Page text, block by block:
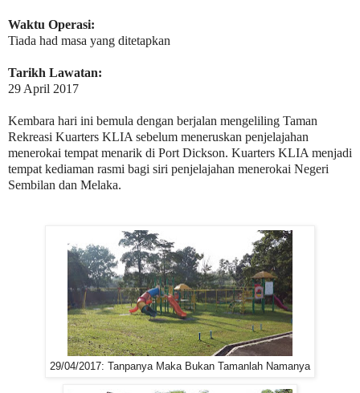
Waktu Operasi:
Tiada had masa yang ditetapkan
Tarikh Lawatan:
29 April 2017
Kembara hari ini bemula dengan berjalan mengeliling Taman
Rekreasi Kuarters KLIA sebelum meneruskan penjelajahan
menerokai tempat menarik di Port Dickson. Kuarters KLIA menjadi
tempat kediaman rasmi bagi siri penjelajahan menerokai Negeri
Sembilan dan Melaka.
29/04/2017: Tanpanya Maka Bukan Tamanlah Namanya